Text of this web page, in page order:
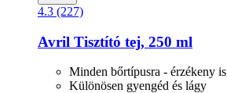
4.3 (227)
Avril Tisztító tej, 250 ml
Minden bőrtípusra - érzékeny is
Különösen gyengéd és lágy